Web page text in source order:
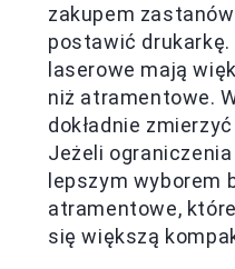
zakupem
postawić
laserowe mają
niż atramentowe.
dokładnie
Jeżeli
lepszym wyborem
atramentowe,
się większą